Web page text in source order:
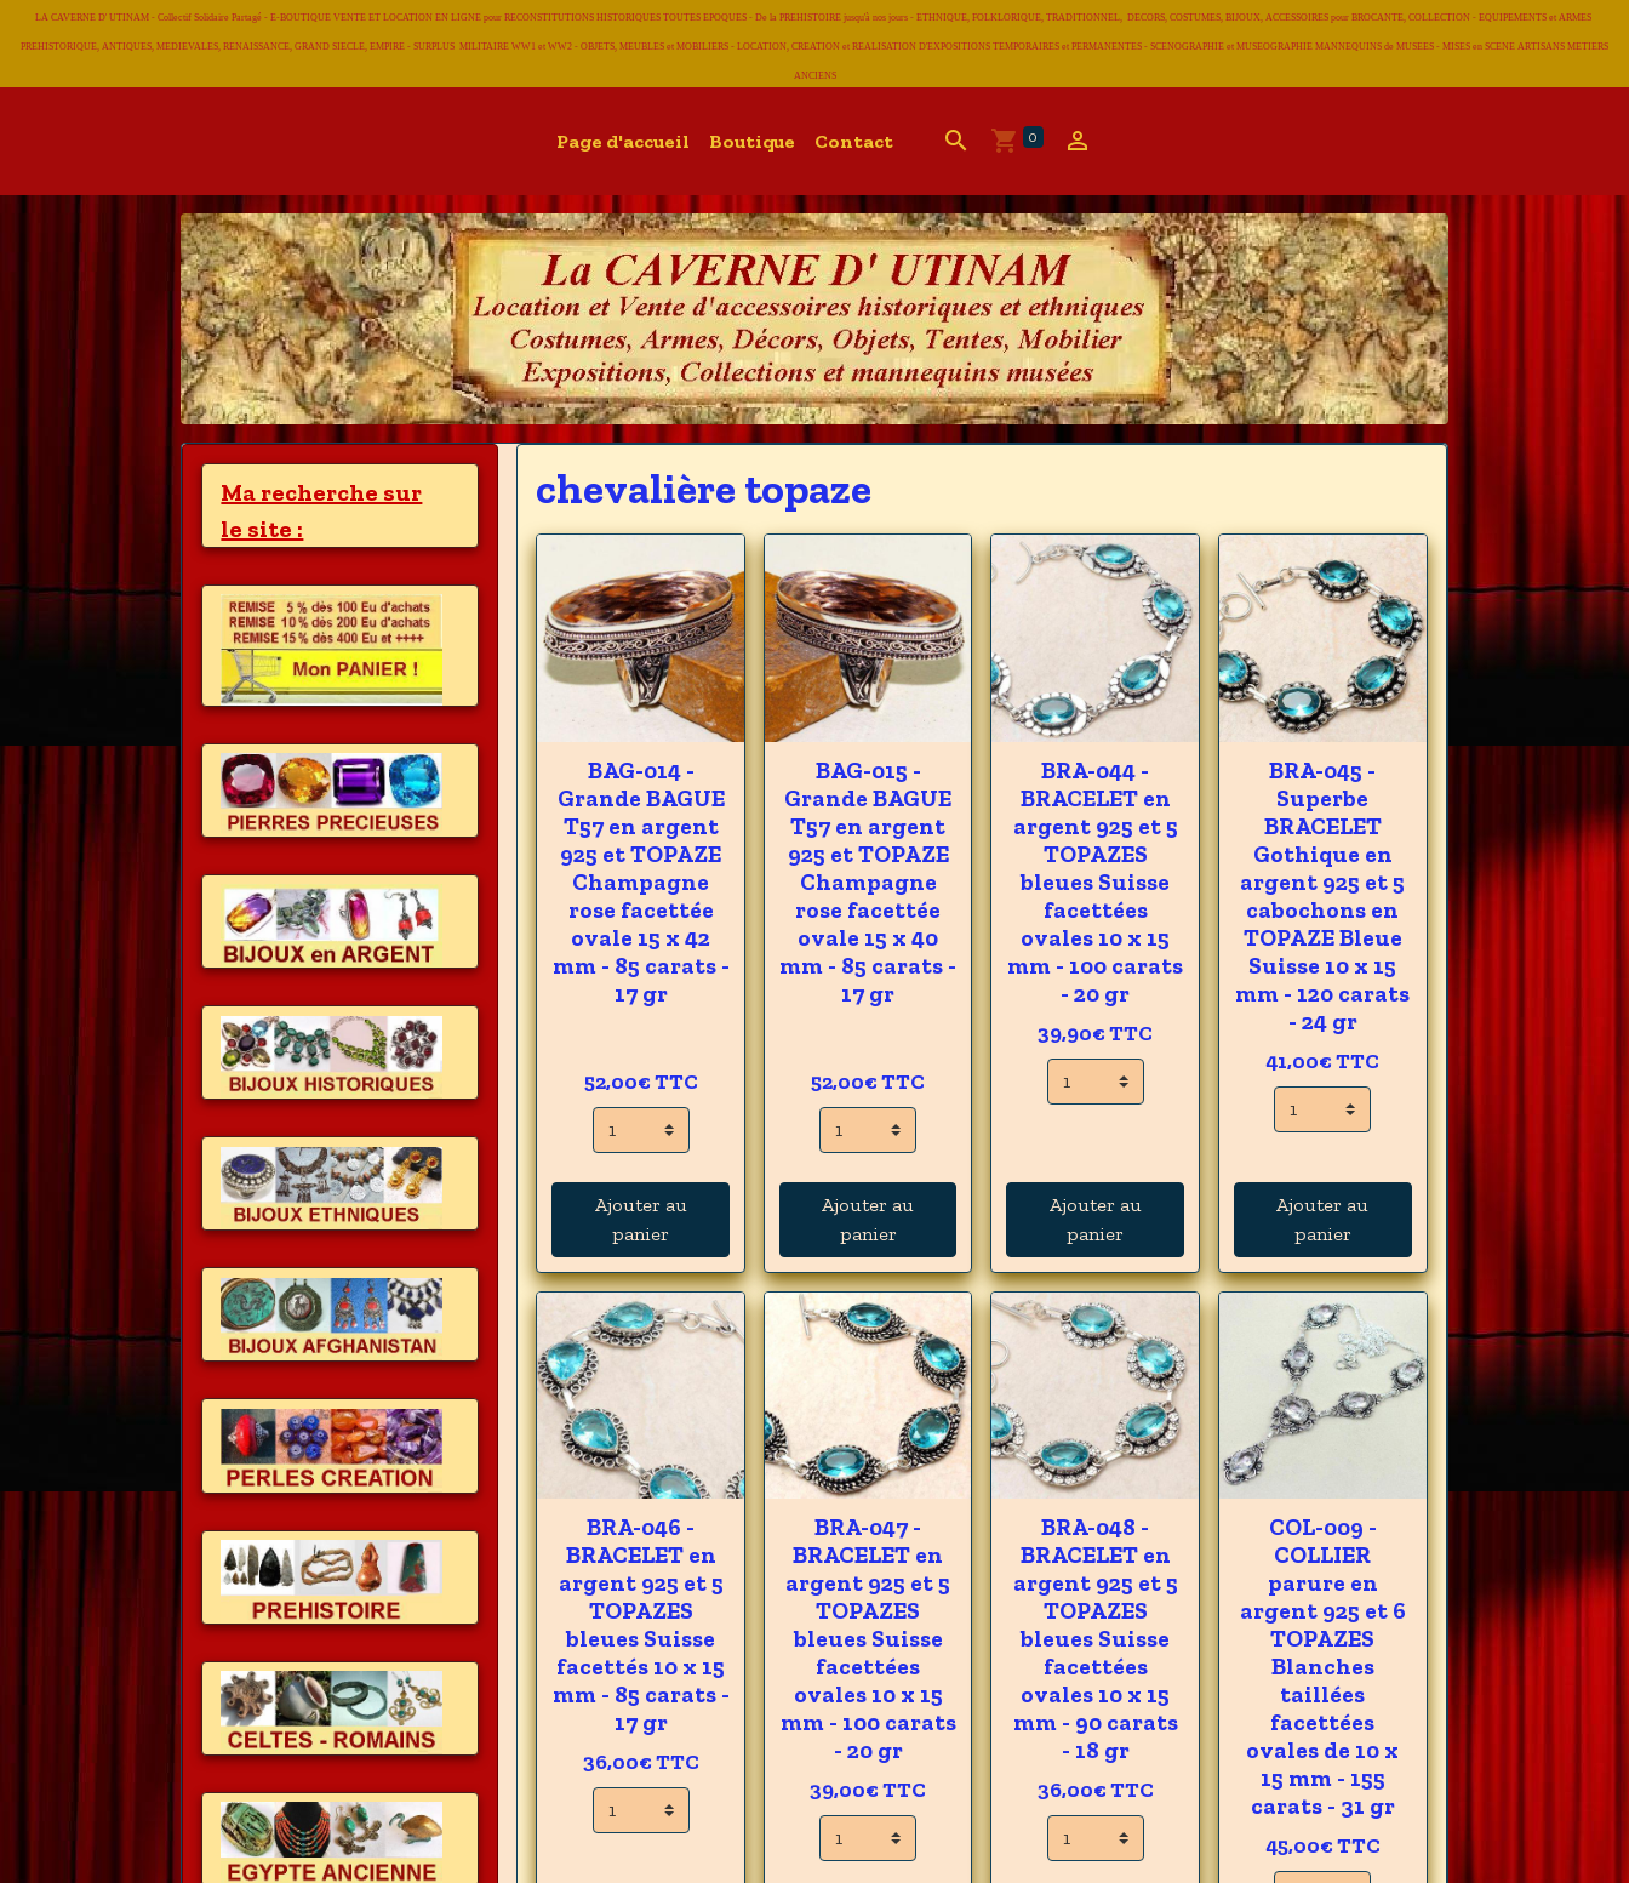
LA CAVERNE D' UTINAM - Collectif Solidaire Partagé - E-BOUTIQUE VENTE ET LOCATION EN LIGNE pour RECONSTITUTIONS HISTORIQUES TOUTES EPOQUES - De la PREHISTOIRE jusqu'à nos jours - ETHNIQUE, FOLKLORIQUE, TRADITIONNEL, DECORS, COSTUMES, BIJOUX, ACCESSOIRES pour BROCANTE, COLLECTION - EQUIPEMENTS et ARMES
PREHISTORIQUE, ANTIQUES, MEDIEVALES, RENAISSANCE, GRAND SIECLE, EMPIRE - SURPLUS MILITAIRE WW1 et WW2 - OBJETS, MEUBLES et MOBILIERS - LOCATION, CREATION et REALISATION D'EXPOSITIONS TEMPORAIRES et PERMANENTES - SCENOGRAPHIE et MUSEOGRAPHIE MANNEQUINS de MUSEES - MISES en SCENE ARTISANS METIERS
ANCIENS
Page d'accueil Boutique Contact 0
chevalière topaze
BAG-014 -
Grande BAGUE
T57 en argent
925 et TOPAZE
Champagne
rose facettée
ovale 15 x 42
mm - 85 carats -
17 gr
52,00€TTC
Ajouter au
panier
BAG-015 -
Grande BAGUE
T57 en argent
925 et TOPAZE
Champagne
rose facettée
ovale 15 x 40
mm - 85 carats -
17 gr
52,00€TTC
Ajouter au
panier
BRA-044 -
BRACELET en
argent 925 et 5
TOPAZES
bleues Suisse
facettées
ovales 10 x 15
mm - 100 carats
- 20 gr
39,90€TTC
Ajouter au
panier
BRA-045 -
Superbe
BRACELET
Gothique en
argent 925 et 5
cabochons en
TOPAZE Bleue
Suisse 10 x 15
mm - 120 carats
- 24 gr
41,00€TTC
Ajouter au
panier
BRA-046 -
BRACELET en
argent 925 et 5
TOPAZES
bleues Suisse
facettés 10 x 15
mm - 85 carats -
17 gr
36,00€TTC
BRA-047 -
BRACELET en
argent 925 et 5
TOPAZES
bleues Suisse
facettées
ovales 10 x 15
mm - 100 carats
- 20 gr
39,00€TTC
BRA-048 -
BRACELET en
argent 925 et 5
TOPAZES
bleues Suisse
facettées
ovales 10 x 15
mm - 90 carats
- 18 gr
36,00€TTC
COL-009 -
COLLIER
parure en
argent 925 et 6
TOPAZES
Blanches
taillées
facettées
ovales de 10 x
15 mm - 155
carats - 31 gr
45,00€TTC
Ma recherche sur
le site :